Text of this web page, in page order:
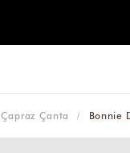
Çapraz Çanta Bonnie